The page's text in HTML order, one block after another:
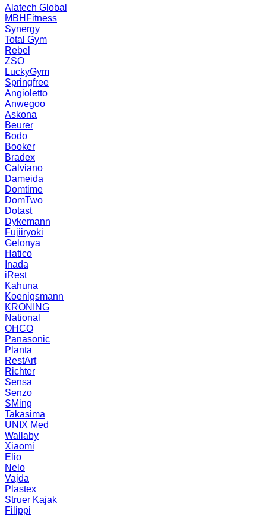
Alatech Global
MBHFitness
Synergy
Total Gym
Rebel
ZSO
LuckyGym
Springfree
Angioletto
Anwegoo
Askona
Beurer
Bodo
Booker
Bradex
Calviano
Dameida
Domtime
DomTwo
Dotast
Dykemann
Fujiiryoki
Gelonya
Hatico
Inada
iRest
Kahuna
Koenigsmann
KRONING
National
OHCO
Panasonic
Planta
RestArt
Richter
Sensa
Senzo
SMing
Takasima
UNIX Med
Wallaby
Xiaomi
Elio
Nelo
Vajda
Plastex
Struer Kajak
Filippi